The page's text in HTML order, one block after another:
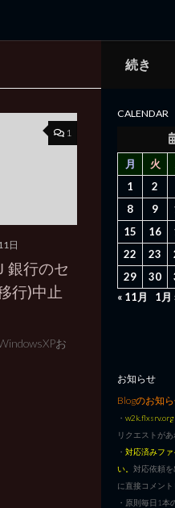
1
日
銀行のセ
行)中止
お
続き
CALENDAR
月
火
1
2
8
9
15
16
22
23
29
30
« 11月
1月
お知らせ
Blogのお知
・ w2k.flxsrv.org
リクエストが
・ 対応済みフ
い。 対応依頼を
に直接コメン
・原則毎日1本